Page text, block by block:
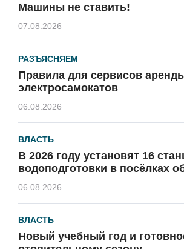
Машины не ставить!
07.08.2026
РАЗЪЯСНЯЕМ
Правила для сервисов
электросамокатов
06.08.2026
ВЛАСТЬ
В 2026 году установят 16
водоподготовки в посёлках
06.08.2026
ВЛАСТЬ
Новый учебный год и